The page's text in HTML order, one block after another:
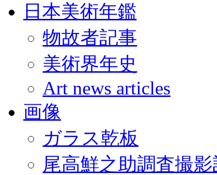
日本美術年鑑
物故者記事
美術界年史
Art news articles
画像
ガラス乾板
尾高鮮之助調査撮